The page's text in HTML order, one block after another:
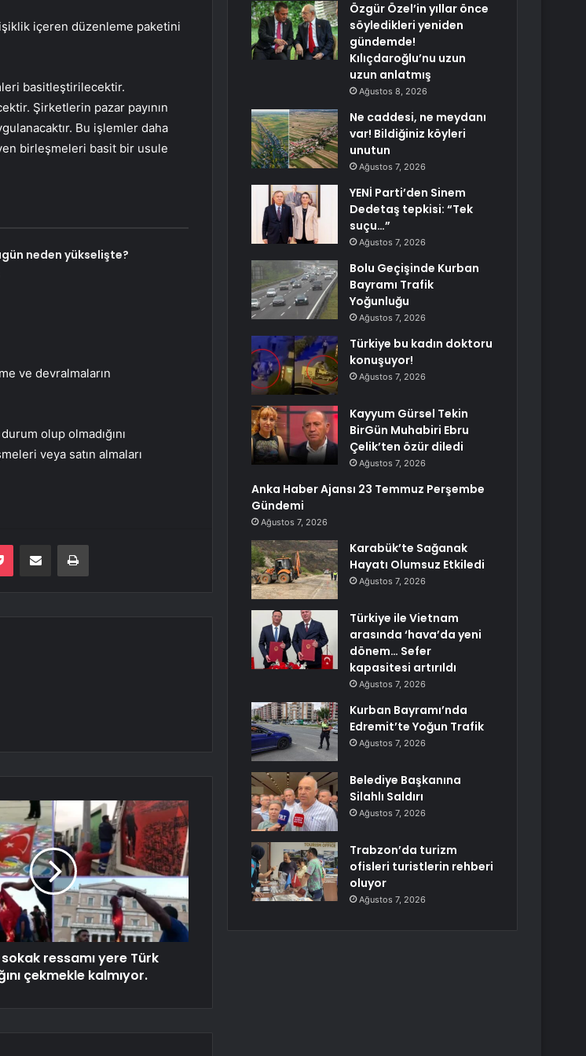
içeren düzenleme paketini
basitleştirilecektir.
Şirketlerin pazar payının
Bu işlemler daha
birleşmeleri basit bir usule
neden yükselişte?
ve devralmaların
olup olmadığını
veya satın almaları
Pocket E-Posta ile paylaş Yazdır
ressamı yere Türk
çekmekle kalmıyor.
Özgür Özel’in yıllar önce
söyledikleri yeniden
gündemde!
Kılıçdaroğlu’nu uzun
uzun anlatmış
Ağustos 8, 2026
Ne caddesi, ne meydanı
var! Bildiğiniz köyleri
unutun
Ağustos 7, 2026
YENİ Parti’den Sinem
Dedetaş tepkisi: “Tek
suçu…”
Ağustos 7, 2026
Bolu Geçişinde Kurban
Bayramı Trafik
Yoğunluğu
Ağustos 7, 2026
Türkiye bu kadın doktoru
konuşuyor!
Ağustos 7, 2026
Kayyum Gürsel Tekin
BirGün Muhabiri Ebru
Çelik’ten özür diledi
Ağustos 7, 2026
Anka Haber Ajansı 23 Temmuz Perşembe
Gündemi
Ağustos 7, 2026
Karabük’te Sağanak
Hayatı Olumsuz Etkiledi
Ağustos 7, 2026
Türkiye ile Vietnam
arasında ‘hava’da yeni
dönem… Sefer
kapasitesi artırıldı
Ağustos 7, 2026
Kurban Bayramı’nda
Edremit’te Yoğun Trafik
Ağustos 7, 2026
Belediye Başkanına
Silahlı Saldırı
Ağustos 7, 2026
Trabzon’da turizm
ofisleri turistlerin rehberi
oluyor
Ağustos 7, 2026